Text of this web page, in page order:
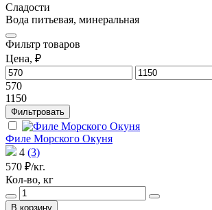
Сладости
Вода питьевая, минеральная
Фильтр товаров
Цена, ₽
570
1150
Фильтровать
Филе Морского Окуня
4 (3)
570 ₽/кг.
Кол-во, кг
В корзину